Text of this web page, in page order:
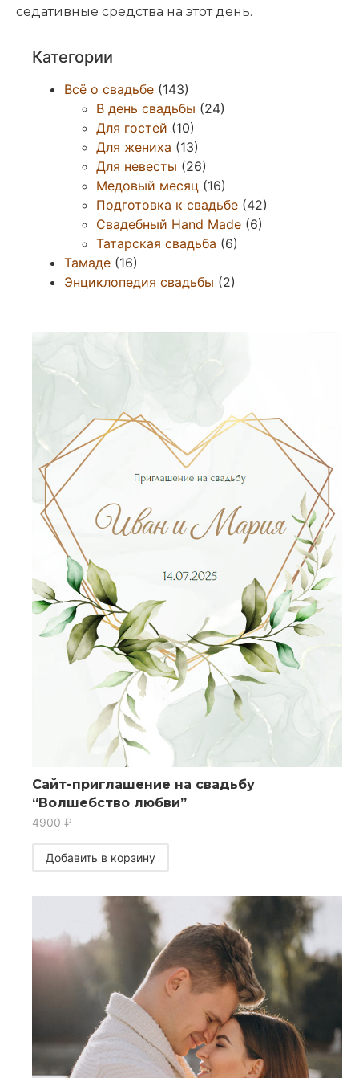
седативные средства на этот день.
Категории
Всё о свадьбе (143)
В день свадьбы (24)
Для гостей (10)
Для жениха (13)
Для невесты (26)
Медовый месяц (16)
Подготовка к свадьбе (42)
Свадебный Hand Made (6)
Татарская свадьба (6)
Тамаде (16)
Энциклопедия свадьбы (2)
Сайт-приглашение на свадьбу
“Волшебство любви”
4900 ₽
Добавить в корзину